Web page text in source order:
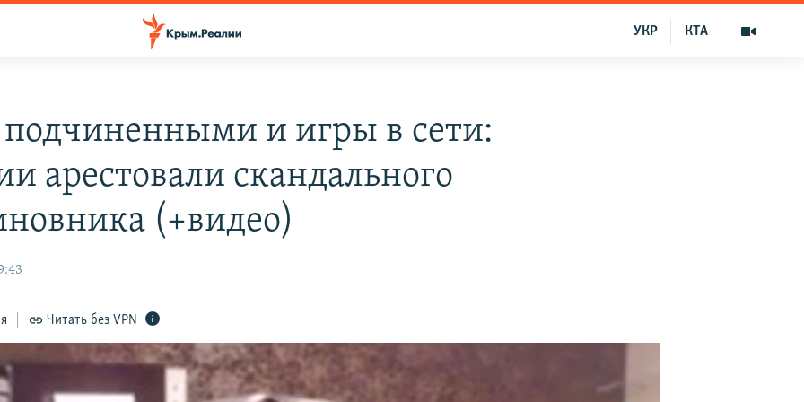
КТА
УКР
подчиненными и игры в сети:
арестовали скандального
(+видео)
Читать без VPN